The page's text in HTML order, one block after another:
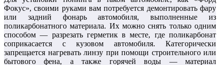
Фокус», своими руками вам потребуется демонтировать фару
или задний фонарь автомобиля, выполненные из
поликарбонатного материала. Их можно снять только одним
способом — разрезать герметик в месте, где поликарбонат
соприкасается с кузовом автомобиля. Категорически
запрещается нагревать линзу при помощи строительного или
бытового фена, а также горячей воды — материал